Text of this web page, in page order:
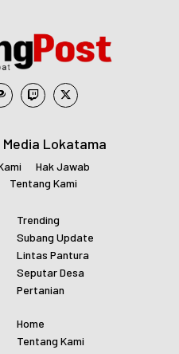
Lokatama
Hak Jawab
Tentang Kami
Trending
Subang Update
Lintas Pantura
Seputar Desa
Pertanian
Home
Tentang Kami